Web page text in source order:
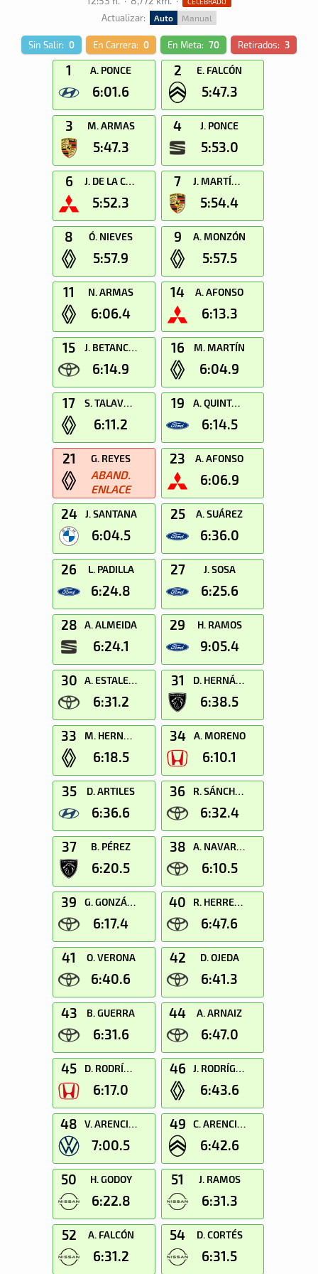
Actualizar: Auto Manual
Sin Salir: 0 En Carrera: 0 En Meta: 70 Retirados: 3
1 A. PONCE
6:01.6
2 E. FALCÓN
5:47.3
3 M. ARMAS
5:47.3
4 J. PONCE
5:53.0
6 J. DE LA CRUZ
5:52.3
7 J. MARTÍNEZ
5:54.4
8 Ó. NIEVES
5:57.9
9 A. MONZÓN
5:57.5
11 N. ARMAS
6:06.4
14 A. AFONSO
6:13.3
15 J. BETANCOR
6:14.9
16 M. MARTÍN
6:04.9
17 S. TALAVERA
6:11.2
19 A. QUINTANA
6:14.5
21 G. REYES
ABAND.
ENLACE
23 A. AFONSO
6:06.9
24 J. SANTANA
6:04.5
25 A. SUÁREZ
6:36.0
26 L. PADILLA
6:24.8
27 J. SOSA
6:25.6
28 A. ALMEIDA
6:24.1
29 H. RAMOS
9:05.4
30 A. ESTALELLA
6:31.2
31 D. HERNÁNDEZ
6:38.5
33 M. HERNÁNDEZ
6:18.5
34 A. MORENO
6:10.1
35 D. ARTILES
6:36.6
36 R. SÁNCHEZ
6:32.4
37 B. PÉREZ
6:20.5
38 A. NAVARRO
6:10.5
39 G. GONZÁLEZ
6:17.4
40 R. HERRERA
6:47.6
41 O. VERONA
6:40.6
42 D. OJEDA
6:41.3
43 B. GUERRA
6:31.6
44 A. ARNAIZ
6:47.0
45 D. RODRÍGUEZ
6:17.0
46 J. RODRÍGUEZ
6:43.6
48 V. ARENCIBIA
7:00.5
49 C. ARENCIBIA
6:42.6
50 H. GODOY
6:22.8
51 J. RAMOS
6:31.3
52 A. FALCÓN
6:31.2
54 D. CORTÉS
6:31.5